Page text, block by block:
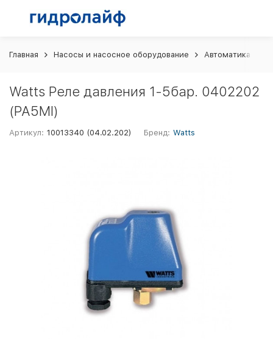
Главная Насосы и насосное оборудование Автоматика и
Watts Реле давления 1-5бар. 0402202
(PA5MI)
Артикул: 10013340 (04.02.202) Бренд: Watts